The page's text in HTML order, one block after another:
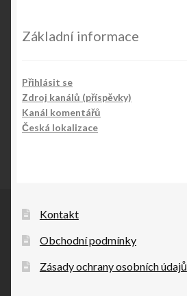
Základní informace
Přihlásit se
Zdroj kanálů (příspěvky)
Kanál komentářů
Česká lokalizace
Kontakt
Obchodní podmínky
Zásady ochrany osobních údajů